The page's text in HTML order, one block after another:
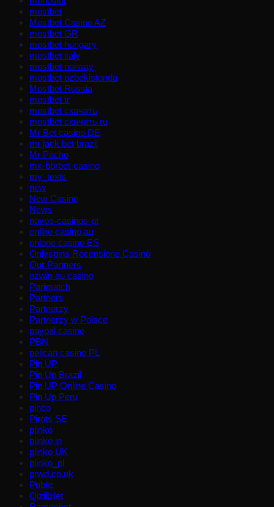
mostbet
Mostbet Casino AZ
mostbet GR
mostbet hungary
mostbet italy
mostbet norway
mostbet ozbekistonda
Mostbet Russia
mostbet tr
mostbet скачать
mostbet скачать ru
Mr Bet casino DE
mr jack bet brazil
Mr Pacho
mx-bbrbet-casino
my_texts
new
New Casino
News
novos-casinos-pt
online casino au
onlone casino ES
Onlyspins Recensione Casinò
Our Partners
ozwin au casino
Parimatch
Partners
Partnerzy
Partnerzy w Polsce
paypal casino
PBN
pelican casino PL
Pin UP
Pin Up Brazil
Pin UP Online Casino
Pin Up Peru
pinco
Pirots SE
plinko
plinko in
plinko UK
plinko_pl
prwd.co.uk
Public
Qizilbilet